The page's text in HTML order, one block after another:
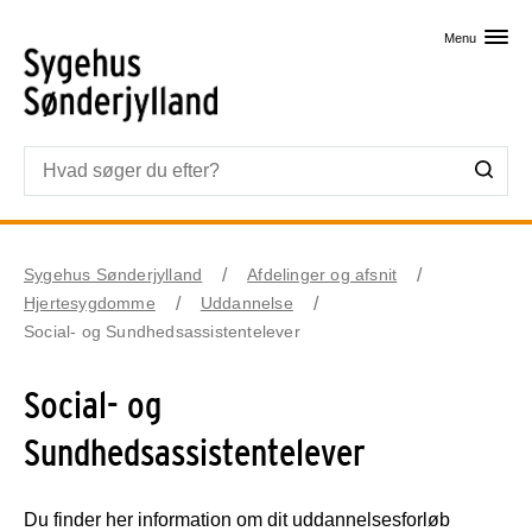
Menu
Sygehus Sønderjylland
Afdelinger og afsnit
Hjertesygdomme
Uddannelse
Social- og Sundhedsassistentelever
Social- og
Sundhedsassistentelever
Du finder her information om dit uddannelsesforløb